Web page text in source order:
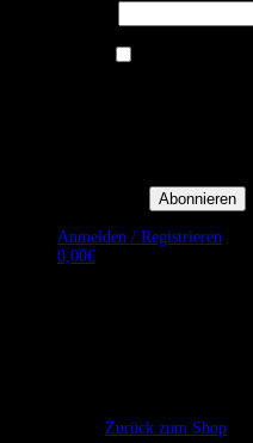
Anmelden / Registrieren
0,00€
Zurück zum Shop